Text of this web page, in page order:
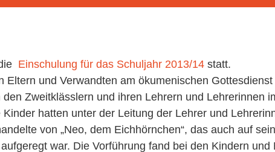
Einschulung für das Schuljahr 2013/14 statt.
Eltern und Verwandten am ökumenischen
Zweitklässlern und ihren Lehrern und Lehrerinnen
hatten unter der Leitung der Lehrer und
von „Neo, dem Eichhörnchen“, das auch auf
war. Die Vorführung fand bei den Kindern